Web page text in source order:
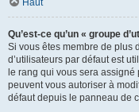
Haut
Qu’est-ce qu’un « groupe
Si vous êtes membre de plus
d’utilisateurs par défaut est
le rang qui vous sera
peuvent vous autoriser à
défaut depuis le panneau de